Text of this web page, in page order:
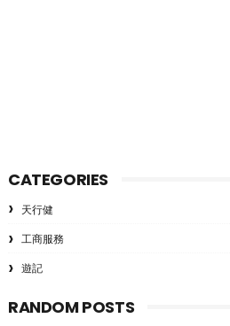
CATEGORIES
天行健
工商服務
遊記
RANDOM POSTS